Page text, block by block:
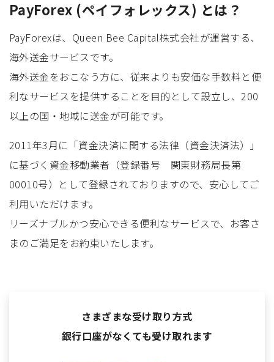
PayForex (ペイフォレックス) とは？
PayForexは、Queen Bee Capital株式会社が運営する、
海外送金サービスです。
海外送金をおこなう方に、従来よりも安価な手数料と便
利なサービスを提供することを目的として設立し、200
以上の国・地域に送金が可能です。
2011年3月に「資金決済に関する法律（資金決済法）」
に基づく資金移動業者（登録番号 関東財務局長第
00010号）として登録されておりますので、安心してご
利用いただけます。
リーズナブルかつ安心できる便利なサービスで、お客さ
まのご満足をお約束いたします。
さまざまな受け取り方式
銀行口座がなくても受け取れます